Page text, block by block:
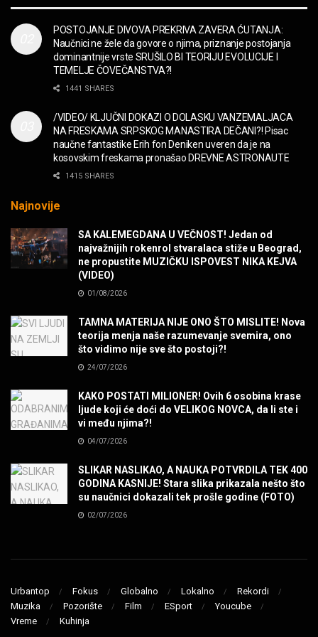
“Missin’ Yo’ Kissin'” BILLY ZZ TOP
MUZIKA
FILM
MUZIKA
POVRATAK Iron Maiden The Writing On The Wall
SENIDAHHH!
Miss You! Charlie Watts
MUZIKA
MUZIKA
MAD MAD DRUMMER!
MUZIKA
POSTOJANJE DIVOVA PREKRIVA ZAVERA ĆUTANJA:
Naučnici ne žele da govore o njima, priznanje postojanja
dominantnije vrste SRUŠILO BI TEORIJU EVOLUCIJE I
TEMELJE ČOVEČANSTVA?!
1441 SHARES
/VIDEO/ KLJUČNI DOKAZI O DOLASKU VANZEMALJACA
NA FRESKAMA SRPSKOG MANASTIRA DEČANI?! Pisac
naučne fantastike Erih fon Deniken uveren da je na
kosovskim freskama pronašao DREVNE ASTRONAUTE
1415 SHARES
Najnovije
SA KALEMEGDANA U VEČNOST! Jedan od
najvažnijih rokenrol stvaralaca stiže u Beograd,
ne propustite MUZIČKU ISPOVEST NIKA KEJVA
(VIDEO)
01/08/2026
TAMNA MATERIJA NIJE ONO ŠTO MISLITE! Nova
teorija menja naše razumevanje svemira, ono
što vidimo nije sve što postoji?!
24/07/2026
KAKO POSTATI MILIONER! Ovih 6 osobina krase
ljude koji će doći do VELIKOG NOVCA, da li ste i
vi među njima?!
04/07/2026
SLIKAR NASLIKAO, A NAUKA POTVRDILA TEK 400
GODINA KASNIJE! Stara slika prikazala nešto što
su naučnici dokazali tek prošle godine (FOTO)
02/07/2026
Urbantop Fokus Globalno Lokalno
Rekordi
Muzika
Pozorište Film ESport
Youcube
Vreme
Kuhinja